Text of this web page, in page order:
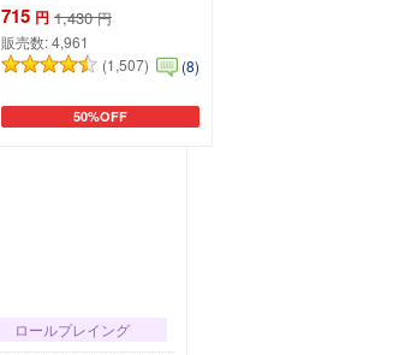
715 円 1,430 円
販売数:4,961
(1,507)
(8)
50%OFF
カートに追加
ロールプレイング